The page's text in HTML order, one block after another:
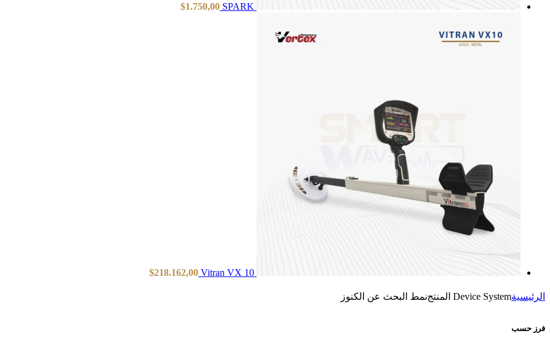
SPARK
$1.750,00
Vitran VX 10
$218.162,00
الرئيسيةDevice System المنتج نمط البحث عن الكنوز
فرز حسب